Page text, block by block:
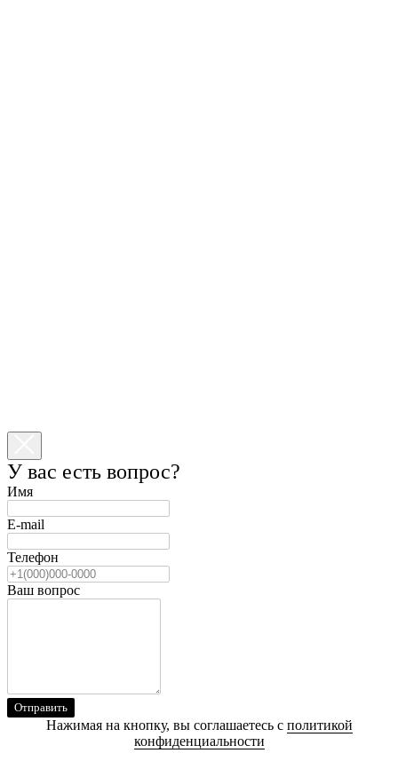
У вас есть вопрос?
Имя
E-mail
Телефон
Ваш вопрос
Отправить
Нажимая на кнопку, вы соглашаетесь с политикой
конфиденциальности